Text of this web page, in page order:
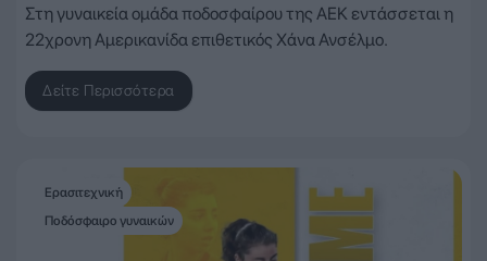
Στη γυναικεία ομάδα ποδοσφαίρου της ΑΕΚ εντάσσεται η
22χρονη Αμερικανίδα επιθετικός Χάνα Ανσέλμο.
Δείτε Περισσότερα
Ερασιτεχνική
Ποδόσφαιρο γυναικών